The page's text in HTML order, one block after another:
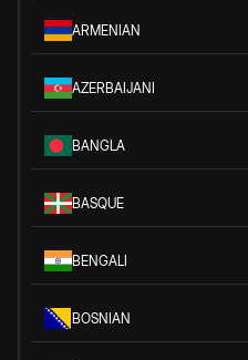
ARMENIAN
AZERBAIJANI
BANGLA
BASQUE
BENGALI
BOSNIAN